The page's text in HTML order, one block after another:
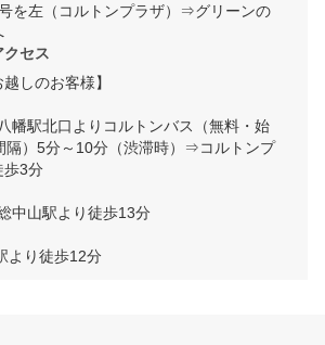
左（コルトンプラザ）⇒グリーンの
クセス
しのお客様】
幡駅北口よりコルトンバス（無料・始
隔）5分～10分（渋滞時）⇒コルトンプ
3分
中山駅より徒歩13分
より徒歩12分